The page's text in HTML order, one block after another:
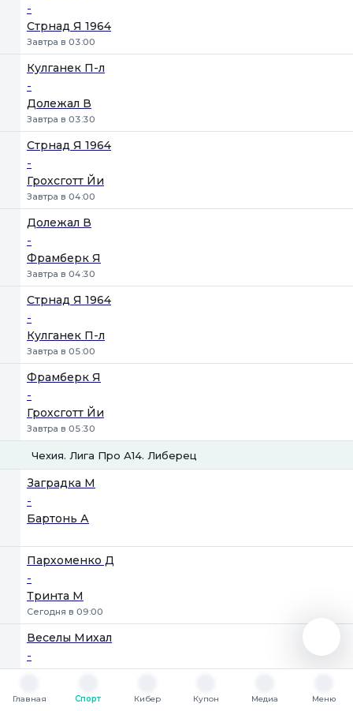
-
Стрнад Я 1964
Завтра в 03:00
Кулганек П-л
-
Долежал В
Завтра в 03:30
Стрнад Я 1964
-
Грохсготт Йи
Завтра в 04:00
Долежал В
-
Фрамберк Я
Завтра в 04:30
Стрнад Я 1964
-
Кулганек П-л
Завтра в 05:00
Фрамберк Я
-
Грохсготт Йи
Завтра в 05:30
Чехия. Лига Про А14. Либерец
Заградка М
-
Бартонь А
Пархоменко Д
-
Тринта М
Сегодня в 09:00
Веселы Михал
-
Пархоменко Д
Главная
Спорт
Кибер
Купон
Медиа
Меню